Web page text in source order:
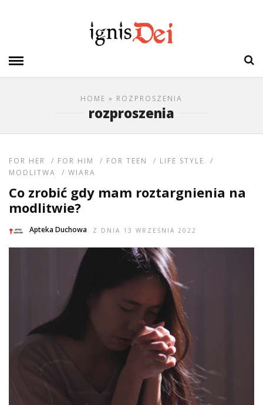
HOME » ROZPROSZENIA
rozproszenia
FOR HER / FOR HIM / FOR TEEN / LIFE STYLE
/
MODLITWA
/ WIARA
Co zrobić gdy mam roztargnienia na
modlitwie?
Apteka Duchowa Z DNIA 13 WRZEŚNIA 2022